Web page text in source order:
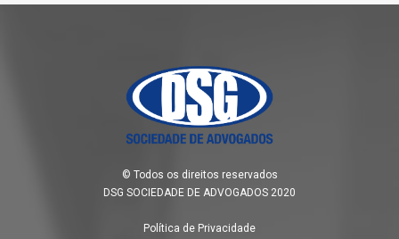
© Todos os direitos reservados
DSG SOCIEDADE DE ADVOGADOS 2020
Política de Privacidade